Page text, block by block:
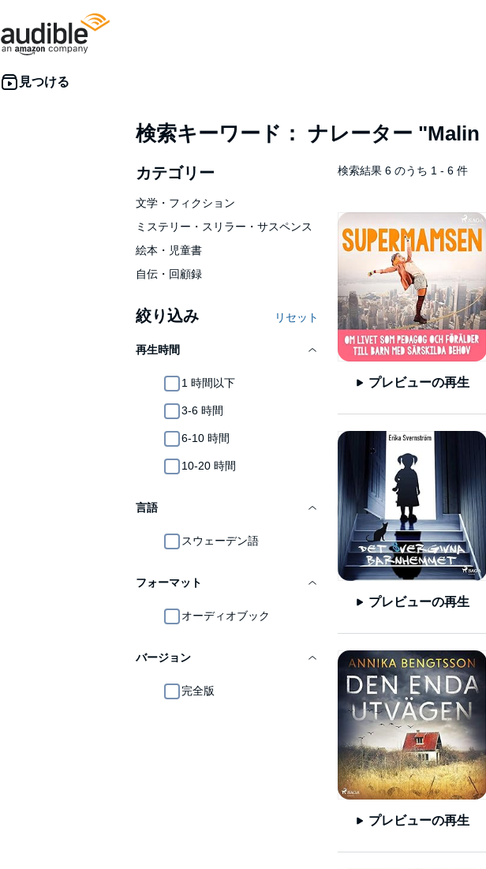
検索キーワード： ナレーター "Malin
カテゴリー
文学・フィクション
ミステリー・スリラー・サスペンス
絵本・児童書
自伝・回顧録
絞り込み リセット
再生時間
1 時間以下
3-6 時間
6-10 時間
10-20 時間
言語
スウェーデン語
フォーマット
オーディオブック
バージョン
完全版
検索結果 6 のうち 1 - 6 件
プレビューの再生
プレビューの再生
プレビューの再生